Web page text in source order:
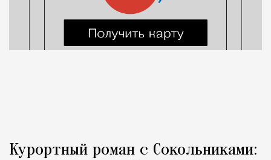
Курортный роман с Сокольниками: